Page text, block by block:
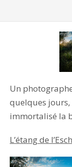
Un
quelques jours,
immortalisé la
L’étang de